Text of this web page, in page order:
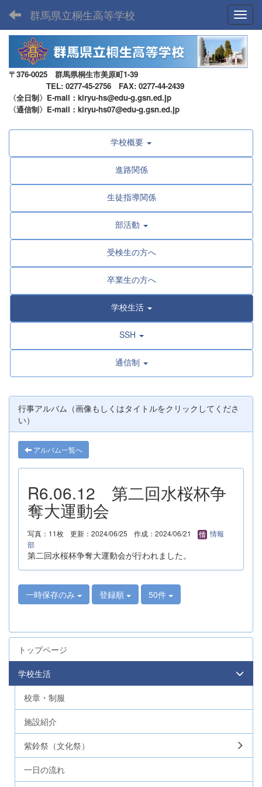
群馬県立桐生高等学校
〒376-0025 群馬県桐生市美原町1-39
TEL: 0277-45-2756 FAX: 0277-44-2439
〈全日制〉E-mail：kiryu-hs@edu-g.gsn.ed.jp
〈通信制〉E-mail：kiryu-hs07@edu-g.gsn.ed.jp
学校概要
進路関係
生徒指導関係
部活動
受検生の方へ
卒業生の方へ
学校生活
SSH
通信制
行事アルバム（画像もしくはタイトルをクリックしてくださ
い）
アルバム一覧へ
R6.06.12 第二回水桜杯争
奪大運動会
写真：11枚 更新：2024/06/25 作成：2024/06/21
情報
部
第二回水桜杯争奪大運動会が行われました。
一時保存のみ 登録順 50件
トップページ
学校生活
校章・制服
施設紹介
紫鈴祭（文化祭）
一日の流れ